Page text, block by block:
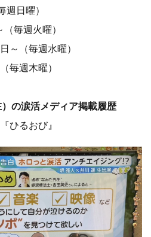
週日曜）
毎週火曜）
～（毎週水曜）
毎週木曜）
の涙活メディア掲載履歴
ひるおび』